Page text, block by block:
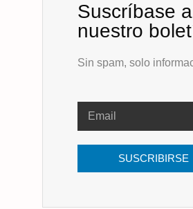
Suscríbase a
nuestro
Sin spam, solo
SUSCRIBIRSE